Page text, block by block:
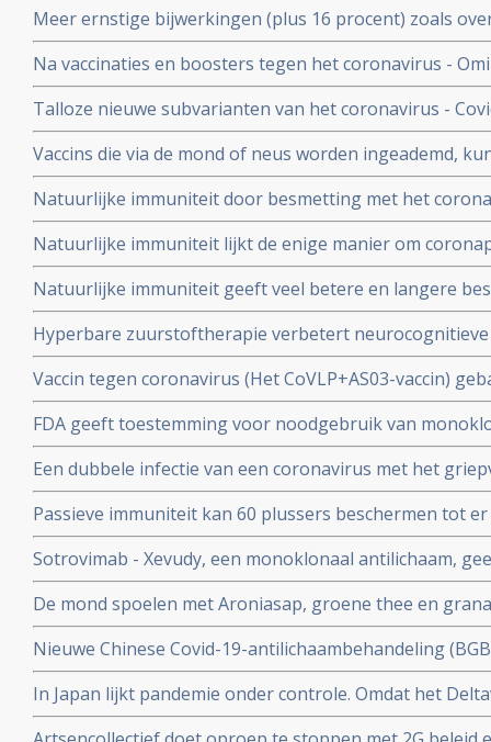
studiegegevens
Meer ernstige bijwerkingen (plus 16 procent) zoals
invaliditeit deden zich voor tijdens de studies van de
Pfizer in vergelijking met de placebogroep
Na vaccinaties en boosters tegen het coronavirus -
overige oorzaken blijkt uit grafieken bijgehouden en
Herman Steigstra, Anton Theunissen en Maurice de
Talloze nieuwe subvarianten van het coronavirus -
boostervaccins en ontsnappen aan eigen
Vaccins die via de mond of neus worden ingeademd,
Twee mond- en neusvaccins krijgen goedkeuring in
Natuurlijke immuniteit door besmetting met het
vs 23 procent) tegen Omicron varianten BA.4 en BA.5
Natuurlijke immuniteit lijkt de enige manier om
Zweeds onderzoek ziet effectiviteit van vaccins binnen
nagenoeg geen bescherming meer.
Natuurlijke immuniteit geeft veel betere en langere
coronavirus - Covid-19 dan een vaccin dat zijn
Hyperbare zuurstoftherapie verbetert
veroorzaakt door coronabesmetting bij patienten met
Vaccin tegen coronavirus (Het CoVLP+AS03-vaccin)
stoffen geeft uitstekende bescherming tegen ziek
ziekte (78 procent)
FDA geeft toestemming voor noodgebruik van
(tixagevimab plus cilgavimab) voor preventie van
immuunziekte die niet goed reageren op de
Een dubbele infectie van een coronavirus met het
ziekte en meer ziekenhuisopnames en overlijdingen
studie.
Passieve immuniteit kan 60 plussers beschermen tot
viroloog Jaap Goudsmid
Sotrovimab - Xevudy, een monoklonaal antilichaam,
bij patienten die reeds besmet zijn. EMA gaat snel
gebruik in Europa.
De mond spoelen met Aroniasap, groene thee en
het coronavirus - Covid-19 virus en geeft 80 tot 97
doorgeven van virus.
Nieuwe Chinese Covid-19-antilichaambehandeling
Covid-19 - coronavirus is veelbelovend en
Chinese coronapatienten
In Japan lijkt pandemie onder controle. Omdat het
gemuteerd of omdat er veel ivermectine wordt